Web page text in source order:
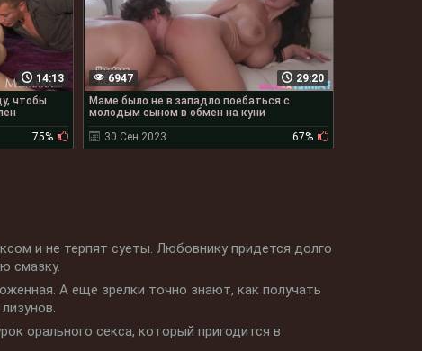
14:13
чтобы
75%
29:20
6947
Маме было не в западло поебаться с
молодым сыном в обмен на куни
30 Сен 2023
67%
и не терпят суеты. Любовнику придется долго
смазку.
А еще зрелки точно знают, как получать
орального секса, который пригодится в